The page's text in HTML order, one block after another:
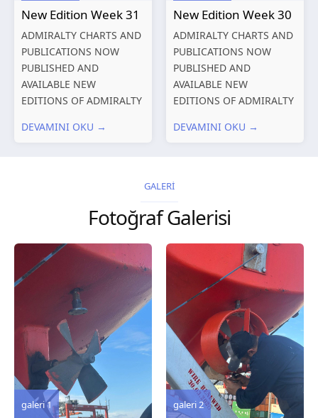
International chart
New Edition Week 31
ADMIRALTY CHARTS AND
PUBLICATIONS NOW
PUBLISHED AND
AVAILABLE NEW
EDITIONS OF ADMIRALTY
PUBLICATIONS New
remarks 127 Korea
DEVAMINI OKU →
New Edition Week 30
ADMIRALTY CHARTS AND
PUBLICATIONS NOW
PUBLISHED AND
AVAILABLE NEW
EDITIONS OF ADMIRALTY
PUBLICATIONS New
2026 Chart
Title, limits and other
remarks 67 Gulf of...
DEVAMINI OKU →
GALERİ
Fotoğraf Galerisi
galeri 2
galeri 3